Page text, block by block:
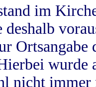
im
wurde
nicht